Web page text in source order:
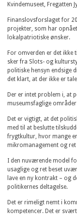
Kvindemuseet, Fregatten
Finanslovsforslaget for
projekter, som har
lokalpatriotiske ønsker.
For omverden er det ikke
sker fra Slots- og
politiske hensyn endsige
det klart, at der ikke er
Der er intet problem i, at
museumsfaglige
Det er vigtigt, at det
med til at beslutte
frygtkultur, hvor mange
mikromanagement og
I den nuværende model
usaglige og ret beset
lave en ny kontrakt – og
politikernes deltagelse.
Det er rimeligt nemt i
kompetencer. Det er